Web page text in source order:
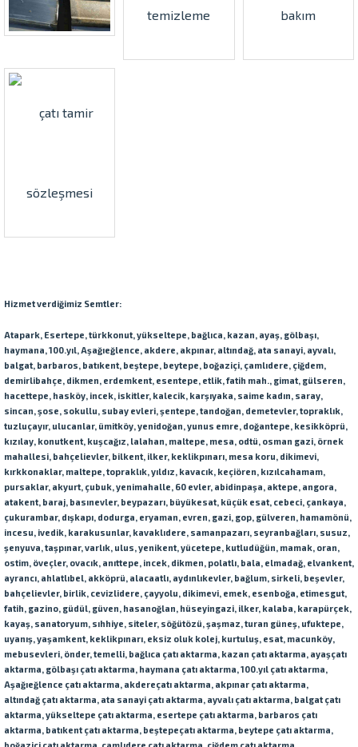
Hizmet verdiğimiz Semtler:
Atapark, Esertepe, türkkonut, yükseltepe, bağlıca, kazan, ayaş, gölbaşı,
haymana, 100.yıl, Aşağıeğlence, akdere, akpınar, altındağ, ata sanayi, ayvalı,
balgat, barbaros, batıkent, beştepe, beytepe, boğaziçi, çamlıdere, çiğdem,
demirlibahçe, dikmen, erdemkent, esentepe, etlik, fatih mah., gimat, gülseren,
hacettepe, hasköy, incek, iskitler, kalecik, karşıyaka, saime kadın, saray,
sincan, şose, sokullu, subay evleri, şentepe, tandoğan, demetevler, topraklık,
tuzluçayır, ulucanlar, ümitköy, yenidoğan, yunus emre, doğantepe, kesikköprü,
kızılay, konutkent, kuşcağız, lalahan, maltepe, mesa, odtü, osman gazi, örnek
mahallesi, bahçelievler, bilkent, ilker, keklikpınarı, mesa koru, dikimevi,
kırkkonaklar, maltepe, topraklık, yıldız, kavacık, keçiören, kızılcahamam,
pursaklar, akyurt, çubuk, yenimahalle, 60 evler, abidinpaşa, aktepe, angora,
atakent, baraj, basınevler, beypazarı, büyükesat, küçük esat, cebeci, çankaya,
çukurambar, dışkapı, dodurga, eryaman, evren, gazi, gop, gülveren, hamamönü,
incesu, ivedik, karakusunlar, kavaklıdere, samanpazarı, seyranbağları, susuz,
şenyuva, taşpınar, varlık, ulus, yenikent, yücetepe, kutludüğün, mamak, oran,
ostim, öveçler, ovacık, anıttepe, incek, dikmen, polatlı, bala, elmadağ, elvankent,
ayrancı, ahlatlıbel, akköprü, alacaatlı, aydınlıkevler, bağlum, sirkeli, beşevler,
bahçelievler, birlik, cevizlidere, çayyolu, dikimevi, emek, esenboğa, etimesgut,
fatih, gazino, güdül, güven, hasanoğlan, hüseyingazi, ilker, kalaba, karapürçek,
kayaş, sanatoryum, sıhhiye, siteler, söğütözü, şaşmaz, turan güneş, ufuktepe,
uyanış, yaşamkent, keklikpınarı, eksiz oluk kolej, kurtuluş, esat, macunköy,
mebusevleri, önder, temelli, bağlıca çatı aktarma, kazan çatı aktarma, ayaşçatı
aktarma, gölbaşı çatı aktarma, haymana çatı aktarma, 100.yıl çatı aktarma,
Aşağıeğlence çatı aktarma, akdereçatı aktarma, akpınar çatı aktarma,
altındağ çatı aktarma, ata sanayi çatı aktarma, ayvalı çatı aktarma, balgatçatı
aktarma, yükseltepe çatı aktarma, esertepe çatı aktarma, barbaros çatı
aktarma, batıkent çatı aktarma, beştepeçatı aktarma, beytepe çatı aktarma,